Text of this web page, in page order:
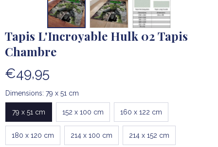
Tapis L'Incroyable Hulk 02 Tapis
Chambre
€49,95
Dimensions: 79 x 51 cm
79 x 51 cm 152 x 100 cm 160 x 122 cm
180 x 120 cm 214 x 100 cm 214 x 152 cm